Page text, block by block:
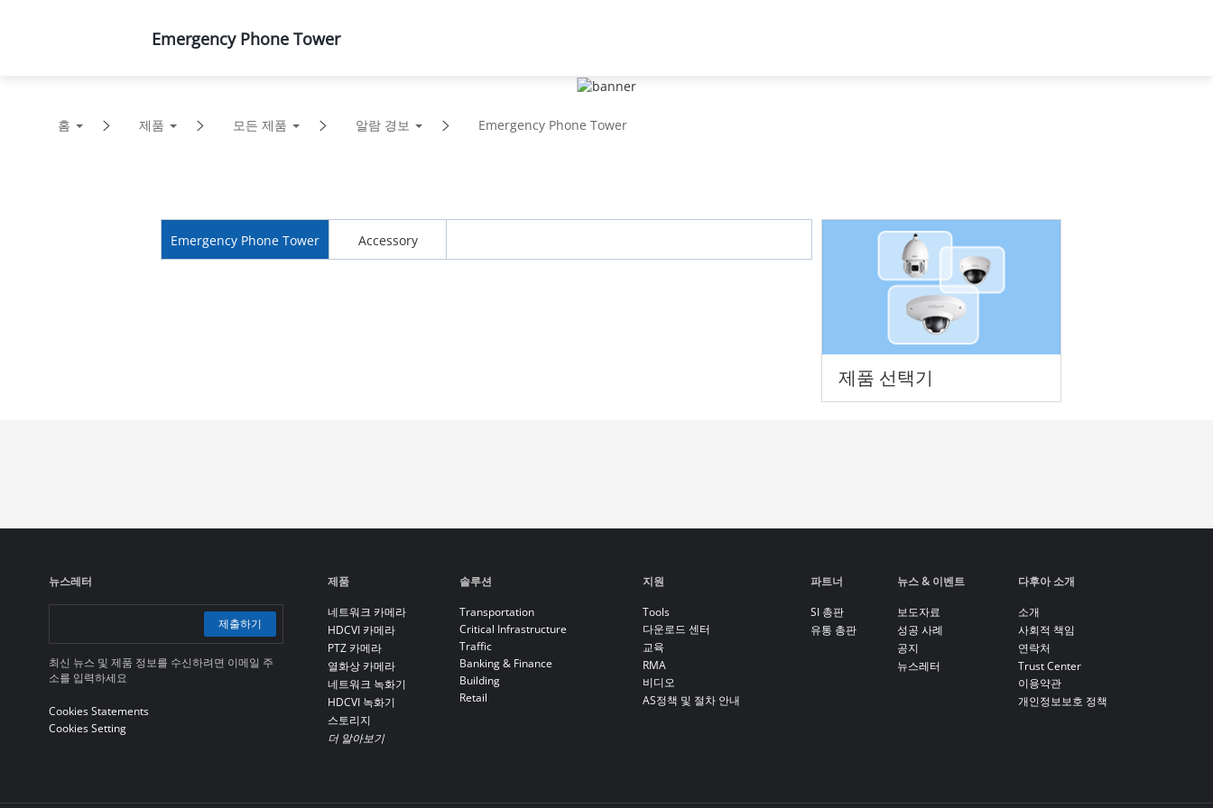
제품 솔루션
홈 제품 모든 제품 알람 경보 Emergency Phone Tower
Emergency Phone Tower
제품 선택기
Emergency Phone Tower Accessory
뉴스레터
제출하기
최신 뉴스 및 제품 정보를 수신하려면 이메일 주
소를 입력하세요
Cookies Statements
Cookies Setting
제품
네트워크 카메라
HDCVI 카메라
PTZ 카메라
열화상 카메라
네트워크 녹화기
HDCVI 녹화기
스토리지
더 알아보기
솔루션
Transportation
Critical Infrastructure
Traffic
Banking & Finance
Building
Retail
지원
Tools
다운로드 센터
교육
RMA
비디오
AS정책 및 절차 안내
파트너
SI 총판
유통 총판
뉴스 & 이벤트
보도자료
성공 사례
공지
뉴스레터
다후아 소개
소개
사회적 책임
연락처
Trust Center
이용약관
개인정보보호 정책